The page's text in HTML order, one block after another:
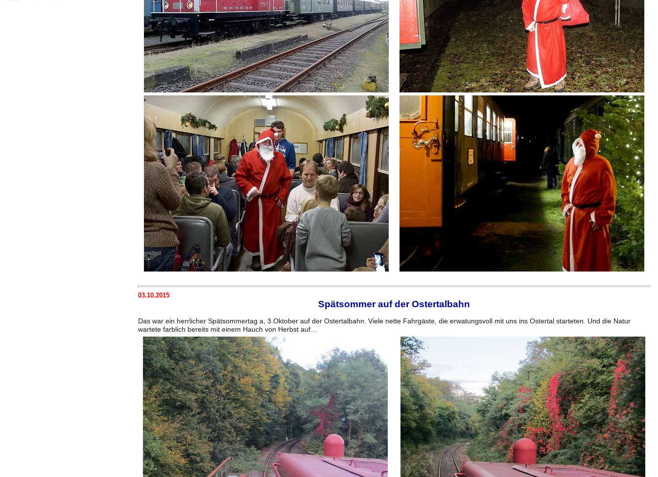
03.10.2015
Spätsommer auf der Ostertalbahn
Das war ein herrlicher Spätsommertag a, 3.Oktober auf der Ostertalbahn. Viele nette Fahrgäste, die erwatungsvoll mit uns ins Ostertal starteten. Und die Natur
wartete farblich bereits mit einem Hauch von Herbst auf...